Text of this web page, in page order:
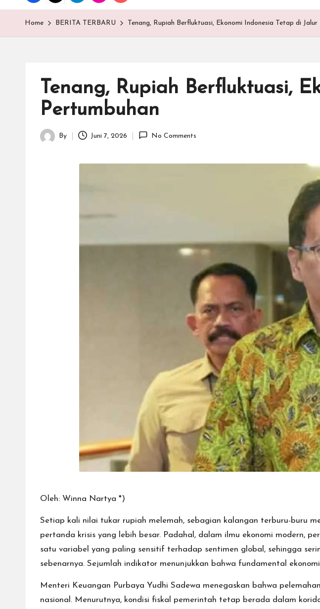
E
M
Home BERITA TERBARU Tenang, Rupiah Berfluktuasi, Ekonomi Indonesia Tetap di Jalur
Tenang, Rupiah Berfluktuasi,
Pertumbuhan
Posted
By Juni 7, 2026 No Comments
Oleh: Winna Nartya *)
Setiap kali nilai tukar rupiah melemah, sebagian kalangan terburu-buru
pertanda krisis yang lebih besar. Padahal, dalam ilmu ekonomi modern,
satu variabel yang paling sensitif terhadap sentimen global, sehingga
sebenarnya. Sejumlah indikator menunjukkan bahwa fundamental
Menteri Keuangan Purbaya Yudhi Sadewa menegaskan bahwa
nasional. Menurutnya, kondisi fiskal pemerintah tetap berada dalam